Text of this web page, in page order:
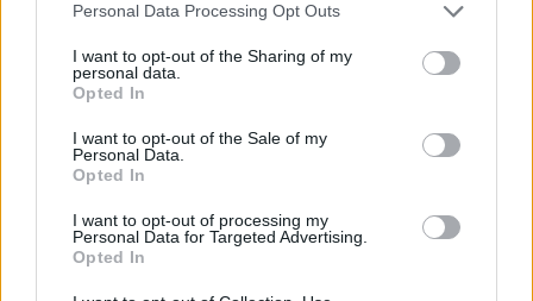
Personal Data Processing Opt Outs
I want to opt-out of the Sharing of my
personal data.
Opted In
I want to opt-out of the Sale of my
Personal Data.
Opted In
I want to opt-out of processing my
Personal Data for Targeted Advertising.
Opted In
IMPRESA E MANAGEMENT
"Col caldo record cambia anche lo
shopping: strategie per le aziende che non
vogliono veder colare a picco le vendite"
Emanuela Meucci
Sfoglia Moneta